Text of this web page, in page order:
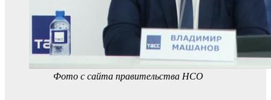
Фото с сайта правительства НСО